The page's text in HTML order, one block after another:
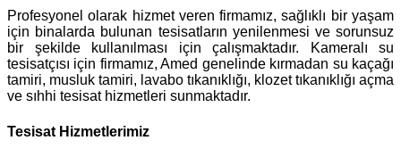
Profesyonel olarak hizmet veren firmamız, sağlıklı bir yaşam
için binalarda bulunan tesisatların yenilenmesi ve sorunsuz
bir şekilde kullanılması için çalışmaktadır. Kameralı su
tesisatçısı için firmamız, Amed genelinde kırmadan su kaçağı
tamiri, musluk tamiri, lavabo tıkanıklığı, klozet tıkanıklığı açma
ve sıhhi tesisat hizmetleri sunmaktadır.
Tesisat Hizmetlerimiz